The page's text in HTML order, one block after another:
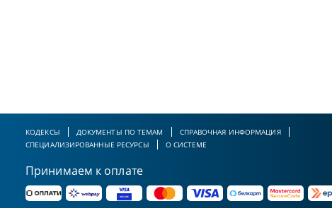
КОДЕКСЫ ДОКУМЕНТЫ ПО ТЕМАМ
СПРАВОЧНАЯ ИНФОРМАЦИЯ
СПЕЦИАЛИЗИРОВАННЫЕ РЕСУРСЫ
О СИСТЕМЕ
Принимаем к оплате